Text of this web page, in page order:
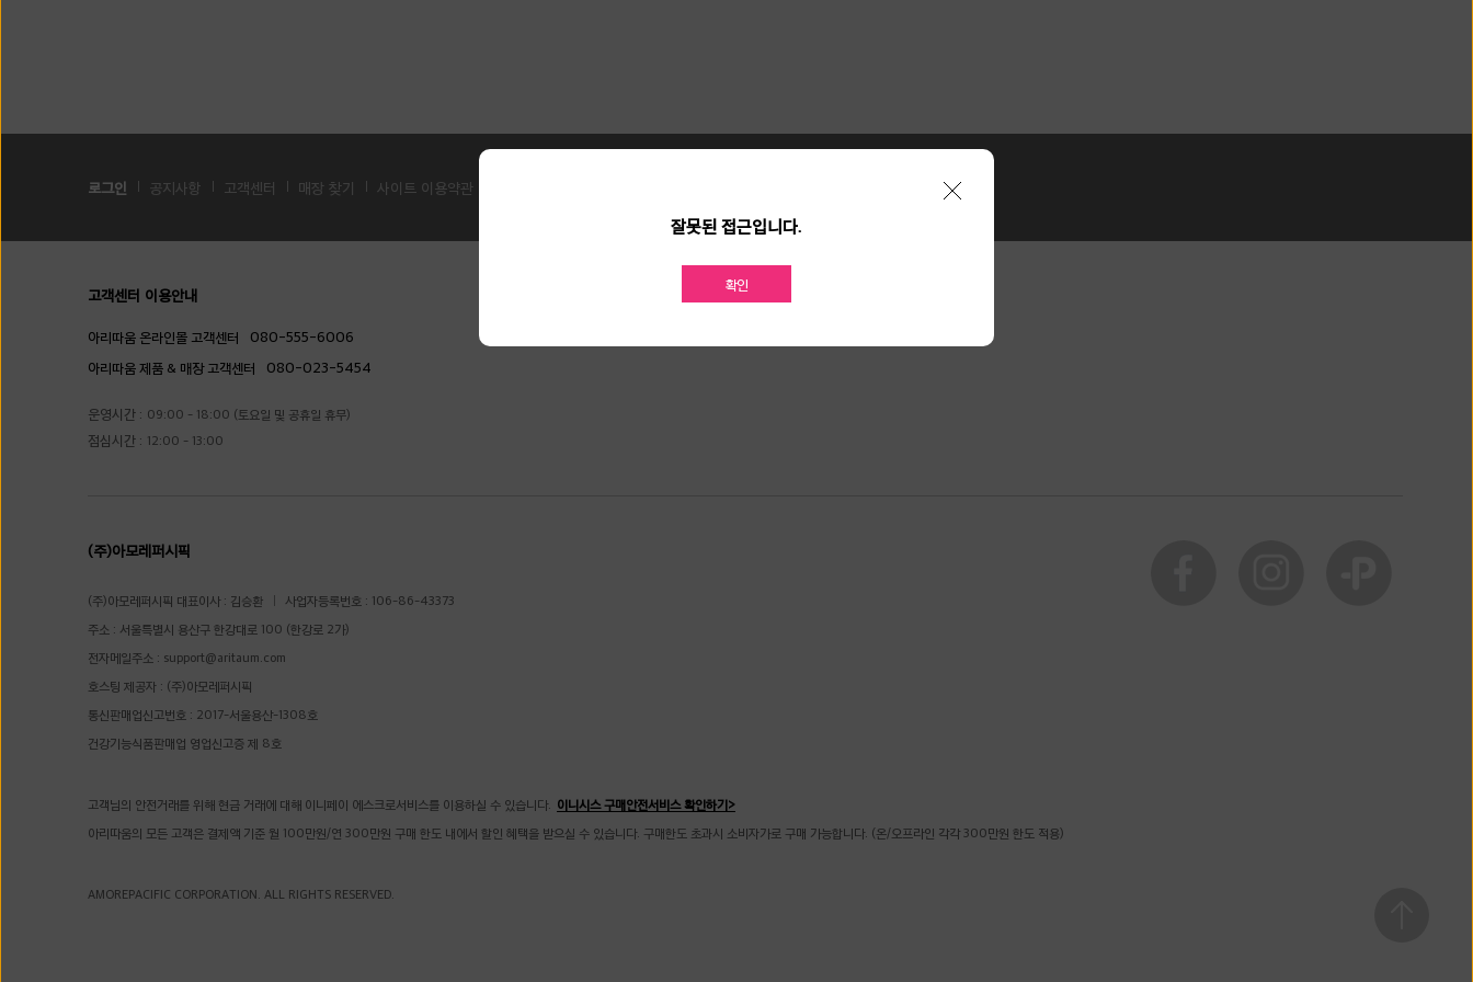
로그인 공지사항 고객센터 매장 찾기 사이트 이용약관
고객센터 이용안내
아리따움 온라인몰 고객센터 080-555-6006
아리따움 제품 & 매장 고객센터 080-023-5454
운영시간 : 09:00 - 18:00 (토요일 및 공휴일 휴무)
점심시간 : 12:00 - 13:00
(주)아모레퍼시픽
(주)아모레퍼시픽 대표이사 : 김승환
사업자등록번호 : 106-86-43373
주소 : 서울특별시 용산구 한강대로 100 (한강로 2가)
전자메일주소 : support@aritaum.com
호스팅 제공자 : (주)아모레퍼시픽
통신판매업신고번호 : 2017-서울용산-1308호
건강기능식품판매업 영업신고증 제 8호
고객님의 안전거래를 위해 현금 거래에 대해 이니페이 에스크로서비스를 이용하실 수 있습니다. 이니시스 구매안전서비스 확인하기>
아리따움의 모든 고객은 결제액 기준 월 100만원/연 300만원 구매 한도 내에서 할인 혜택을 받으실 수 있습니다. 구매한도 초과시 소비자가로 구매 가능합니다. (온/오프라인 각각 300만원 한도 적용)
AMOREPACIFIC CORPORATION. ALL RIGHTS RESERVED.
잘못된 접근입니다.
확인